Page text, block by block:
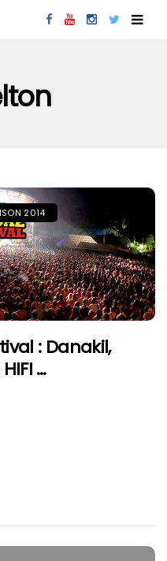
2014
: Danakil,
…